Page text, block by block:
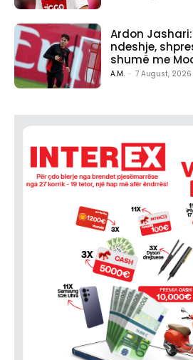
Ardon
ndeshje,
shumë me
A.M. - 7 August, 2026